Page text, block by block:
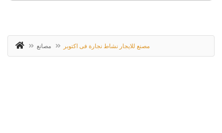
مصانع مصنع للايجار نشاط نجارة فى اكتوبر